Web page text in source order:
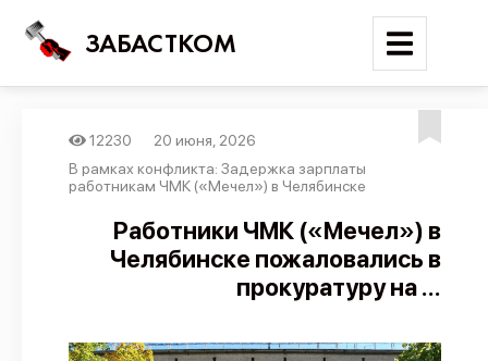
ЗАБАСТКОМ
Войти
Поиск
Новости
Карта событий
12230
20 июня, 2026
В рамках конфликта: Задержка зарплаты
работникам ЧМК («Мечел») в Челябинске
Работники ЧМК («Мечел») в
Челябинске пожаловались в
прокуратуру на ...